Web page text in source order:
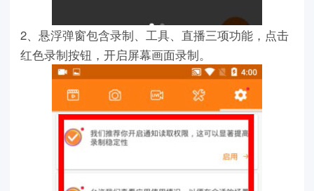
2、悬浮弹窗包含录制、工具、直播三项功能，点击
红色录制按钮，开启屏幕画面录制。